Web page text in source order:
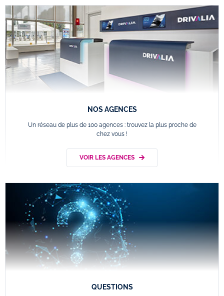
NOS AGENCES
Un réseau de plus de 100 agences : trouvez la plus proche de
chez vous !
VOIR LES AGENCES
QUESTIONS